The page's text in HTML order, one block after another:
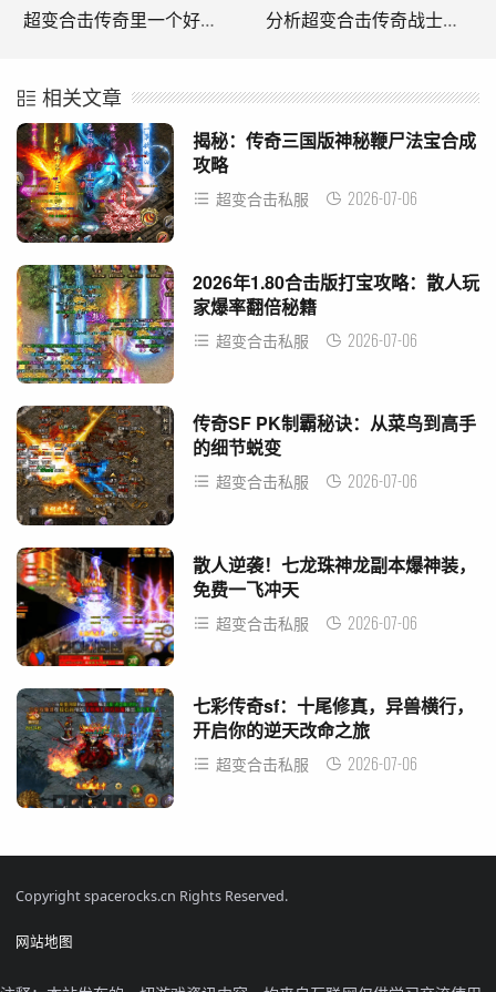
超变合击传奇里一个好的战士要把握住关键点。(超级变身传奇中的好战士必须抓住要点。) 分析超变合击传奇战士这个后期发力的职业。(解析超变传奇战士，一个后期发挥作用的职业。)
相关文章
揭秘：传奇三国版神秘鞭尸法宝合成
攻略
超变合击私服 2026-07-06
2026年1.80合击版打宝攻略：散人玩
家爆率翻倍秘籍
超变合击私服 2026-07-06
传奇SF PK制霸秘诀：从菜鸟到高手
的细节蜕变
超变合击私服 2026-07-06
散人逆袭！七龙珠神龙副本爆神装，
免费一飞冲天
超变合击私服 2026-07-06
七彩传奇sf：十尾修真，异兽横行，
开启你的逆天改命之旅
超变合击私服 2026-07-06
Copyright spacerocks.cn Rights Reserved.
网站地图